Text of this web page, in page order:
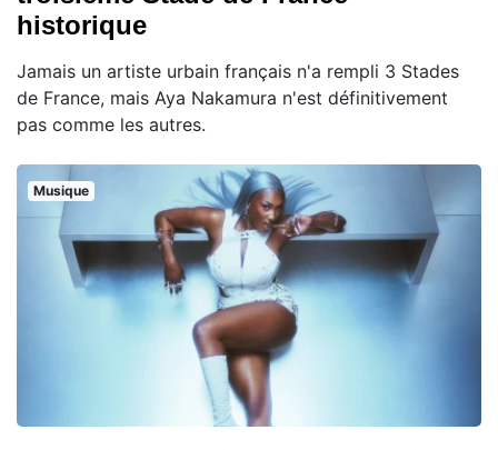
historique
Jamais un artiste urbain français n'a rempli 3 Stades
de France, mais Aya Nakamura n'est définitivement
pas comme les autres.
Musique